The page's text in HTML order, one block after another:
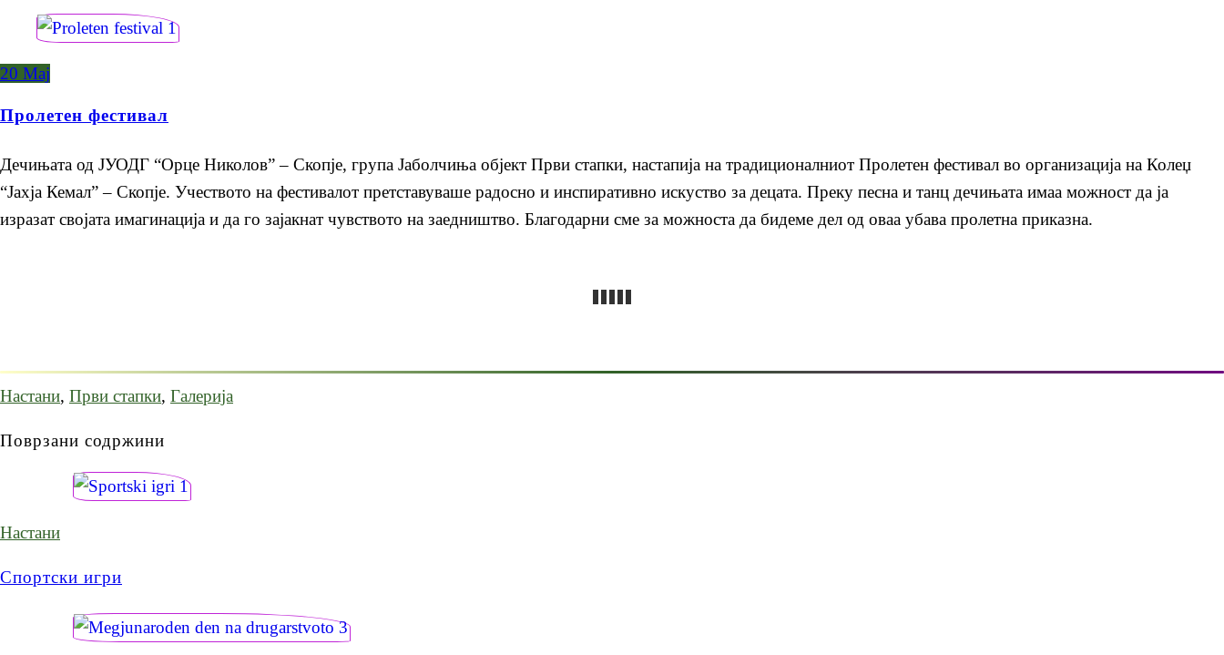
20 Мај
Пролетен фестивал
Дечињата од ЈУОДГ “Орце Николов” – Скопје, група Јаболчиња објект Први стапки, настапија на традиционалниот Пролетен фестивал во организација на Колеџ
“Јахја Кемал” – Скопје. Учеството на фестивалот претставуваше радосно и инспиративно искуство за децата. Преку песна и танц дечињата имаа можност да ја
изразат својата имагинација и да го зајакнат чувството на заедништво. Благодарни сме за можноста да бидеме дел од оваа убава пролетна приказна.
Настани, Први стапки, Галерија
Поврзани содржини
Настани
Спортски игри